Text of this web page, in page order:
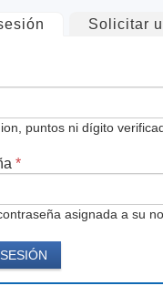
(solapa activa)
Solicitar
puntos ni dígito
*
asignada a su